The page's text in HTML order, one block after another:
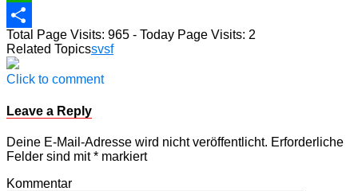
WhatsApp
Teilen
Total Page Visits: 965 - Today Page Visits: 2
Related Topicssvsf
Click to comment
Leave a Reply
Deine E-Mail-Adresse wird nicht veröffentlicht. Erforderliche
Felder sind mit* markiert
Kommentar